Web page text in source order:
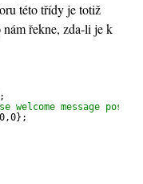
této třídy je totiž
řekne, zda-li je k
message